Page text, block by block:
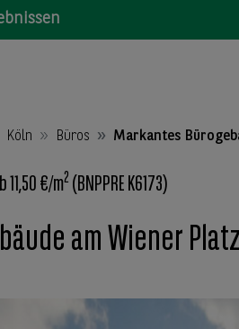
Köln Büros Markantes
11,50 €/m2 (BNPPRE K6173)
am Wiener Platz